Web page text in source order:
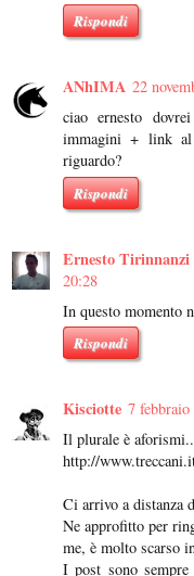
Rispondi
ANhIMA 22
ciao ernesto
immagini + link al
riguardo?
Rispondi
Ernesto Tirinnanzi
20:28
In questo momento
Rispondi
Kisciotte 7
Il plurale è
http://
Ci arrivo a distanza
Ne approfitto per
me, è molto scarso
I post sono